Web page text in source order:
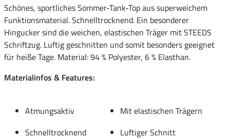
Schönes, sportliches Sommer-Tank-Top aus superweichem
Funktionsmaterial. Schnelltrocknend. Ein besonderer
Hingucker sind die weichen, elastischen Träger mit STEEDS
Schriftzug. Luftig geschnitten und somit besonders geeignet
für heiße Tage. Material: 94 % Polyester, 6 % Elasthan.
Materialinfos & Features:
Atmungsaktiv
Mit elastischen Trägern
Schnelltrocknend
Luftiger Schnitt